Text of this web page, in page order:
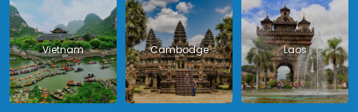
Vietnam Cambodge Laos